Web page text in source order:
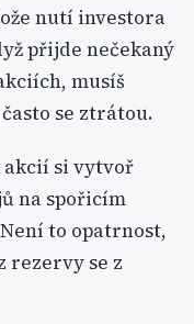
nutí investora
přijde nečekaný
musíš
se ztrátou.
akcií si vytvoř
na spořicím
to opatrnost,
rezervy se z